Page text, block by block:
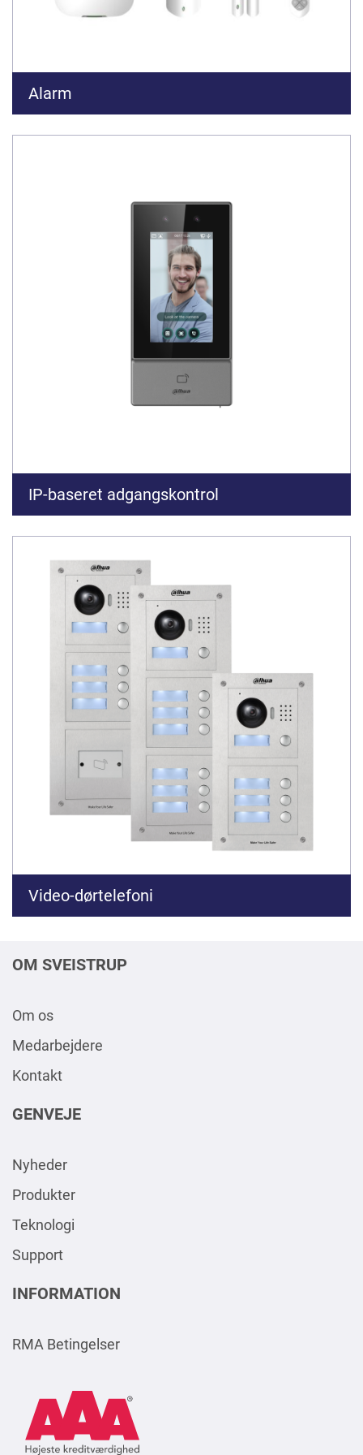
Alarm
IP-baseret adgangskontrol
Video-dørtelefoni
OM SVEISTRUP
Om os
Medarbejdere
Kontakt
GENVEJE
Nyheder
Produkter
Teknologi
Support
INFORMATION
RMA Betingelser